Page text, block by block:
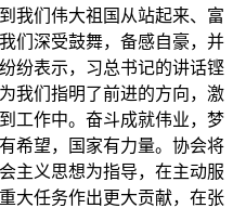
我们伟大祖国从站起来、富
们深受鼓舞，备感自豪，并
纷表示，习总书记的讲话铿
我们指明了前进的方向，激
工作中。奋斗成就伟业，梦
希望，国家有力量。协会将
主义思想为指导，在主动服
大任务作出更大贡献，在张